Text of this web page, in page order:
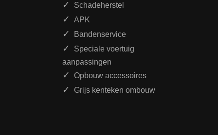
Schadeherstel
APK
Bandenservice
Speciale voertuig
aanpassingen
Opbouw accessoires
Grijs kenteken ombouw